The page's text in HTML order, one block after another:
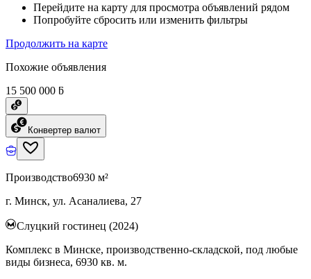
Перейдите на карту для просмотра объявлений рядом
Попробуйте сбросить или изменить фильтры
Продолжить на карте
Похожие объявления
15 500 000 ƃ
Конвертер валют
Производство6930 м²
г. Минск, ул. Асаналиева, 27
Слуцкий гостинец (2024)
Комплекс в Минске, производственно-складской, под любые
виды бизнеса, 6930 кв. м.